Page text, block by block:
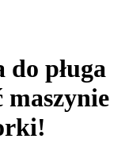
do pługa